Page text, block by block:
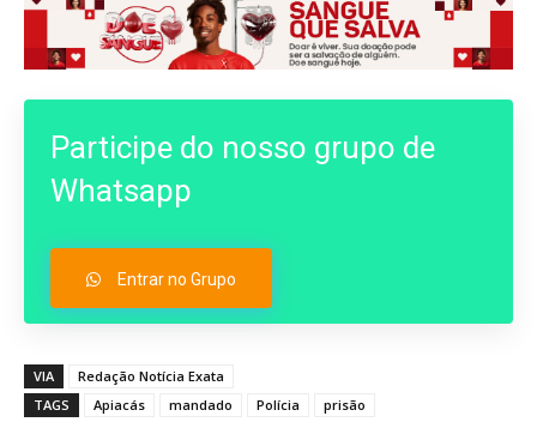
Participe do nosso grupo de
Whatsapp
Entrar no Grupo
VIA
Redação Notícia Exata
TAGS
Apiacás mandado Polícia prisão